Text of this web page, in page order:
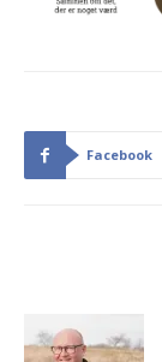
Facebook